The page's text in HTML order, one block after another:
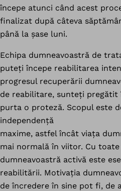
începe atunci când acest
finalizat după câteva
până la șase luni.
Echipa dumneavoastră de
puteți începe reabilitarea
progresul recuperării
de reabilitare, sunteți pregătit
purta o proteză. Scopul este
independență
maxime, astfel încât viața
mai normală în viitor. Cu
dumneavoastră activă este
reabilitării. Motivația
de încredere în sine pot fi, de